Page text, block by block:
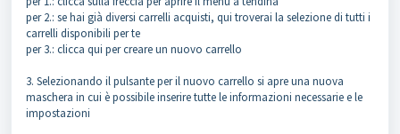
per 2.: se hai già diversi carrelli acquisti, qui troverai la selezione di tutti i
carrelli disponibili per te
per 3.: clicca qui per creare un nuovo carrello
3. Selezionando il pulsante per il nuovo carrello si apre una nuova
maschera in cui è possibile inserire tutte le informazioni necessarie e le
impostazioni